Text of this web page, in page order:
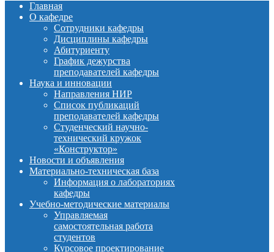
Главная
О кафедре
Сотрудники кафедры
Дисциплины кафедры
Абитуриенту
График дежурства
преподавателей кафедры
Наука и инновации
Направления НИР
Список публикаций
преподавателей кафедры
Студенческий научно-
технический кружок
«Конструктор»
Новости и объявления
Материально-техническая база
Информация о лабораториях
кафедры
Учебно-методические материалы
Управляемая
самостоятельная работа
студентов
Курсовое проектирование